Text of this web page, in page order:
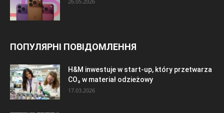
ПОПУЛЯРНІ ПОВІДОМЛЕННЯ
H&M inwestuje w start-up, który przetwarza
CO₂ w materiał odzieżowy
17.03.2026